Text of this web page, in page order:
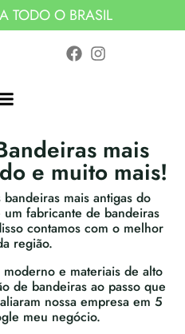
TODO O BRASIL
mais
e muito mais!
mais antigas do
fabricante de bandeiras
contamos com o melhor
região.
e materiais de alto
de bandeiras ao passo que
nossa empresa em 5
meu negócio.